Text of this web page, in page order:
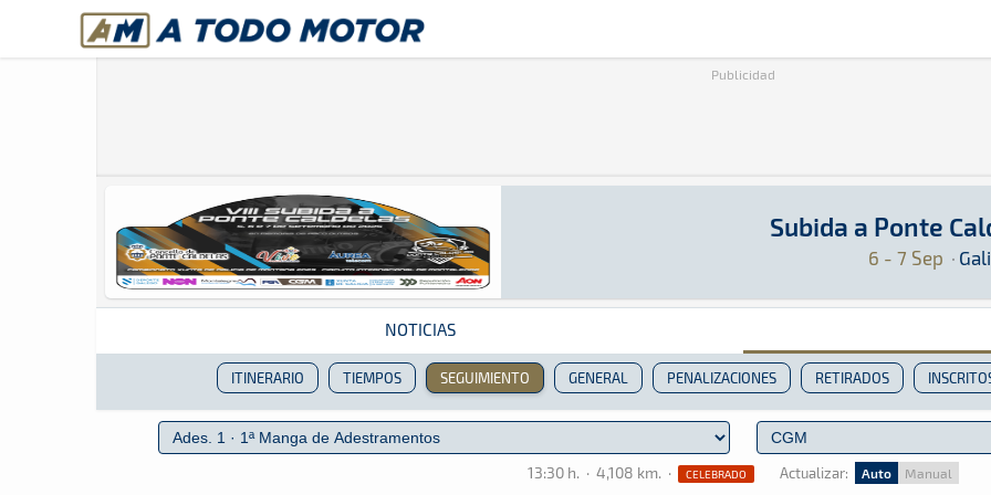
A Todo Motor· Revista del motor desde 1999
Revista del motor desde 1999
Publicidad
Subida a Ponte
6 - 7 Sep ·
Montaña · Subida a Ponte Caldelas 2025:
NOTICIAS
ITINERARIO TIEMPOS SEGUIMIENTO GENERAL PENALIZACIONES RETIRADOS
13:30 h. · 4,108 km. · CELEBRADO Actualizar: Auto Manual